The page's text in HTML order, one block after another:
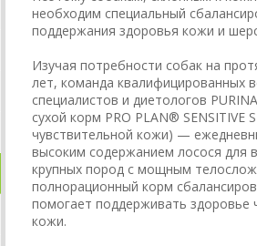
необходим специальный
поддержания здоровья кожи и
Изучая потребности собак на
лет, команда квалифицированных
специалистов и диетологов
сухой корм PRO PLAN® SENSITIVE
чувствительной кожи) —
высоким содержанием лосося для
крупных пород с мощным
полнорационный корм
помогает поддерживать здоровье
кожи.